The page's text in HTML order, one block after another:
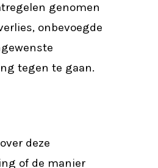
genomen
onbevoegde
tegen te gaan.
deze
of de manier